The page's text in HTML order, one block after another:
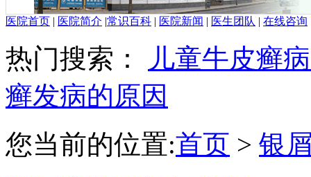
医院首页 | 医院简介 |常识百科 | 医院新闻 | 医生团队 | 在线咨询
热门搜索：
儿童牛皮癣
癣发病的原因
您当前的位置:首页 > 银